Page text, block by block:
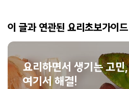
이 글과 연관된 요리초보가이드
요리하면서 생기는 고민,
여기서 해결!